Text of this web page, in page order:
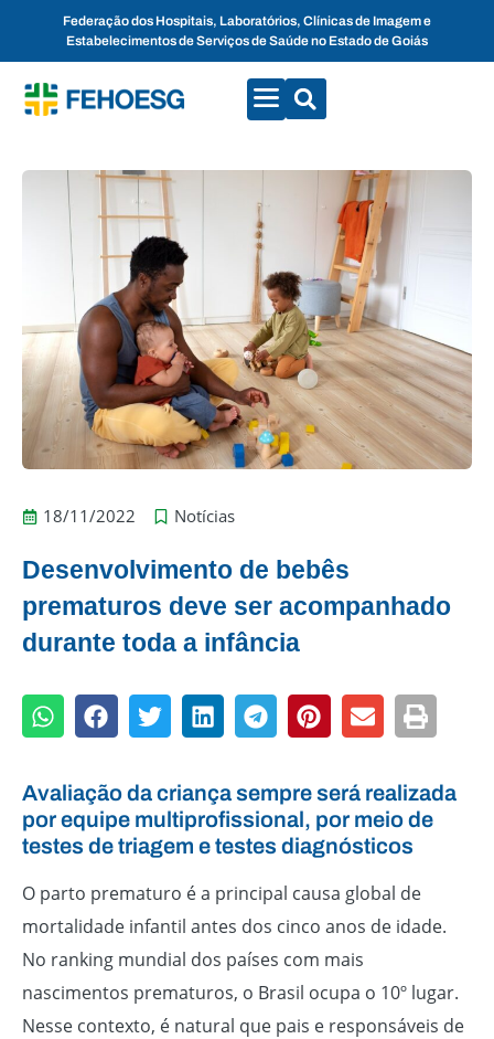
Federação dos Hospitais, Laboratórios, Clínicas de Imagem e
Estabelecimentos de Serviços de Saúde no Estado de Goiás
18/11/2022 Notícias
Desenvolvimento de bebês
prematuros deve ser acompanhado
durante toda a infância
Avaliação da criança sempre será realizada
por equipe multiprofissional, por meio de
testes de triagem e testes diagnósticos
O parto prematuro é a principal causa global de
mortalidade infantil antes dos cinco anos de idade.
No ranking mundial dos países com mais
nascimentos prematuros, o Brasil ocupa o 10º lugar.
Nesse contexto, é natural que pais e responsáveis de